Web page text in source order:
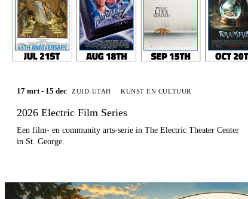
17 mrt - 15 dec ZUID-UTAH KUNST EN CULTUUR
2026 Electric Film Series
Een film- en community arts-serie in The Electric Theater Center
in St. George.